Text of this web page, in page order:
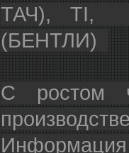
ТАЧ), TI,
(БЕНТЛИ)
С ростом